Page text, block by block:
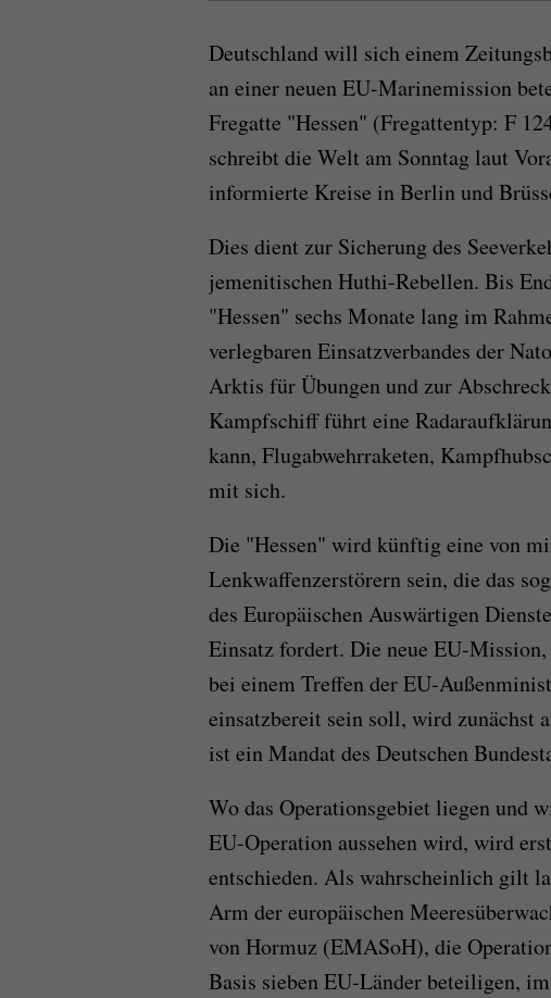
Deutschland will sich einem
an einer neuen EU-Marinemission
Fregatte "Hessen" (Fregattentyp: F
schreibt die Welt am Sonntag laut
informierte Kreise in Berlin und
Dies dient zur Sicherung des
jemenitischen Huthi-Rebellen. Bis
"Hessen" sechs Monate lang im
verlegbaren Einsatzverbandes der
Arktis für Übungen und zur
Kampfschiff führt eine
kann, Flugabwehrraketen,
mit sich.
Die "Hessen" wird künftig eine von
Lenkwaffenzerstörern sein, die das
des Europäischen Auswärtigen
Einsatz fordert. Die neue EU-
bei einem Treffen der EU-
einsatzbereit sein soll, wird zunächst
ist ein Mandat des Deutschen
Wo das Operationsgebiet liegen und
EU-Operation aussehen wird, wird
entschieden. Als wahrscheinlich gilt
Arm der europäischen
von Hormuz (EMASoH), die
Basis sieben EU-Länder beteiligen,